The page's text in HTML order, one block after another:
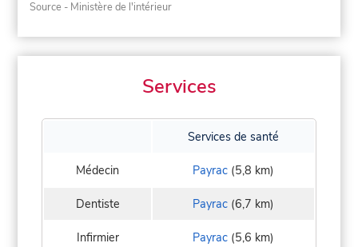
Source - Ministère de l'intérieur
Services
Services de santé
Médecin Payrac (5,8 km)
Dentiste Payrac (6,7 km)
Infirmier Payrac (5,6 km)